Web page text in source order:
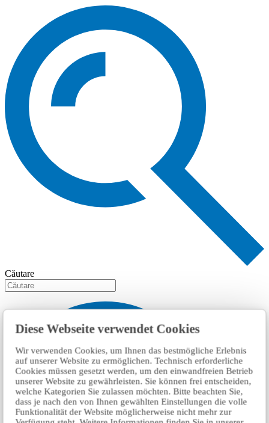
Diese Webseite verwendet Cookies
Wir verwenden Cookies, um Ihnen das bestmögliche Erlebnis
auf unserer Website zu ermöglichen. Technisch erforderliche
Cookies müssen gesetzt werden, um den einwandfreien Betrieb
unserer Website zu gewährleisten. Sie können frei entscheiden,
welche Kategorien Sie zulassen möchten. Bitte beachten Sie,
dass je nach den von Ihnen gewählten Einstellungen die volle
Funktionalität der Website möglicherweise nicht mehr zur
Căutare